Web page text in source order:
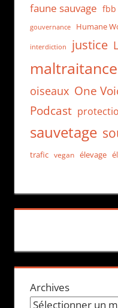
faune sauvage fbb
gouvernance Humane
interdiction justice
oiseaux One
Podcast
sauvetage
trafic vegan élevage
Archives